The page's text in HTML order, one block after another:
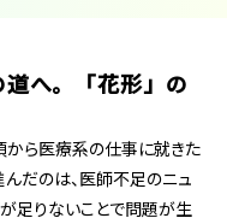
へ。「花形」の
から医療系の仕事に就きた
だのは、医師不足のニュ
足りないことで問題が生